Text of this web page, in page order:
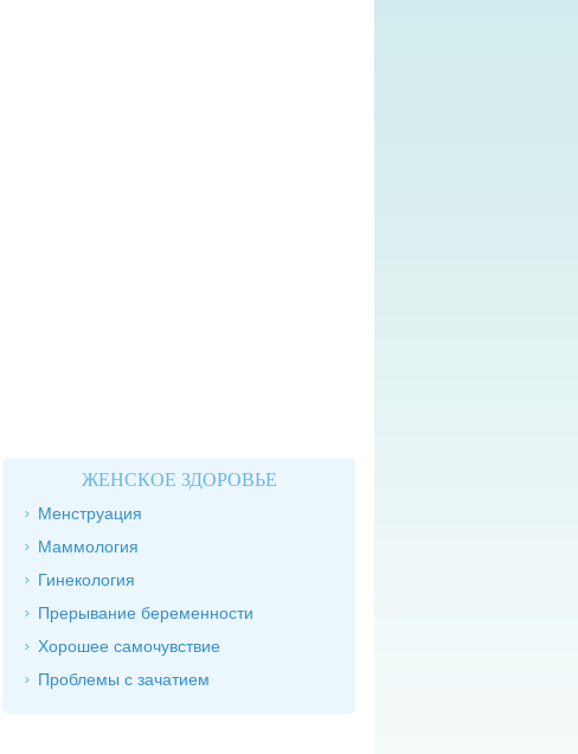
ЖЕНСКОЕ ЗДОРОВЬЕ
Менструация
Маммология
Гинекология
Прерывание беременности
Хорошее самочувствие
Проблемы с зачатием